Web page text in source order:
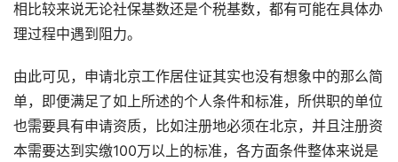
相比较来说无论社保基数还是个税基数，都有可能在具体办
理过程中遇到阻力。
由此可见，申请北京工作居住证其实也没有想象中的那么简
单，即便满足了如上所述的个人条件和标准，所供职的单位
也需要具有申请资质，比如注册地必须在北京，并且注册资
本需要达到实缴100万以上的标准，各方面条件整体来说是